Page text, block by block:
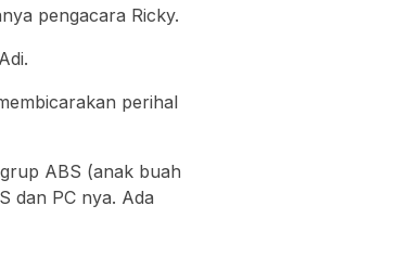
pengacara Ricky.
perihal
ABS (anak buah
dan PC nya. Ada